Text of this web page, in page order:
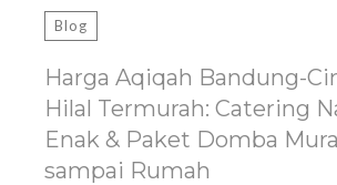
Blog
Harga Aqiqah Bandung-
Hilal Termurah: Catering
Enak & Paket Domba
sampai Rumah